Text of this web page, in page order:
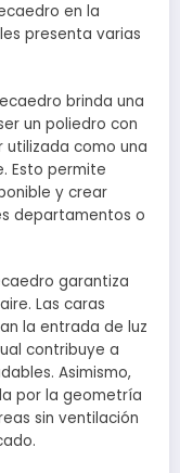
en la
presenta varias
brinda una
un poliedro con
utilizada como una
Esto permite
y crear
departamentos o
garantiza
Las caras
la entrada de luz
contribuye a
Asimismo,
por la geometría
sin ventilación